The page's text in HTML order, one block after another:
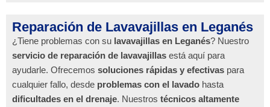
Reparación de Lavavajillas en Leganés
¿Tiene problemas con su lavavajillas en Leganés? Nuestro
servicio de reparación de lavavajillas está aquí para
ayudarle. Ofrecemos soluciones rápidas y efectivas para
cualquier fallo, desde problemas con el lavado hasta
dificultades en el drenaje. Nuestros técnicos altamente